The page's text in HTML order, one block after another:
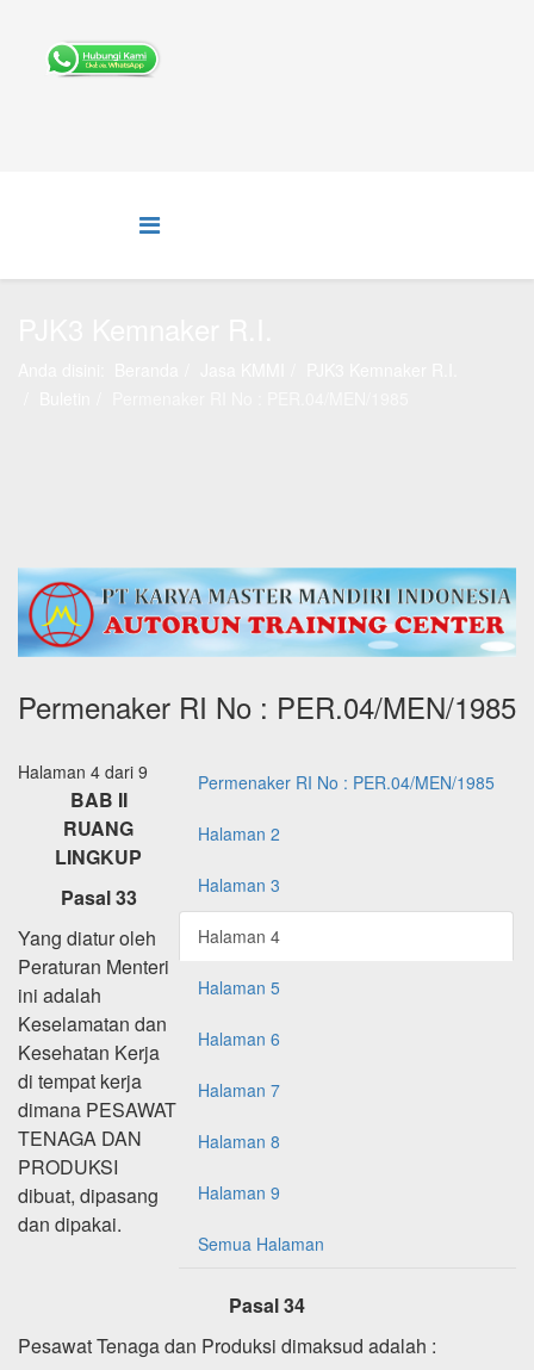
Permenaker RI No : PER.04/MEN/1985
Permenaker RI No : PER.04/MEN/1985
Halaman 2
Halaman 3
Halaman 4
Halaman 5
Halaman 6
Halaman 7
Halaman 8
Halaman 9
Semua Halaman
Halaman 4 dari 9
BAB II
RUANG
LINGKUP
Pasal 33
Yang diatur oleh
Peraturan Menteri
ini adalah
Keselamatan dan
Kesehatan Kerja
di tempat kerja
dimana PESAWAT
TENAGA DAN
PRODUKSI
dibuat, dipasang
dan dipakai.
Pasal 34
Pesawat Tenaga dan Produksi dimaksud adalah :